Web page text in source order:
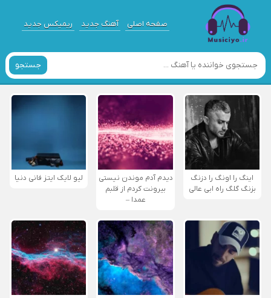
صفحه اصلی آهنگ جدید ریمیکس جدید
جستجو
اینگ را اونگ را دزنگ
بزنگ گلگ راه ابی عالی
دیدم آدم موندن نیستی
بیرونت کردم از قلبم
عمدا –
لیو لایک ایتز فانی دنیا